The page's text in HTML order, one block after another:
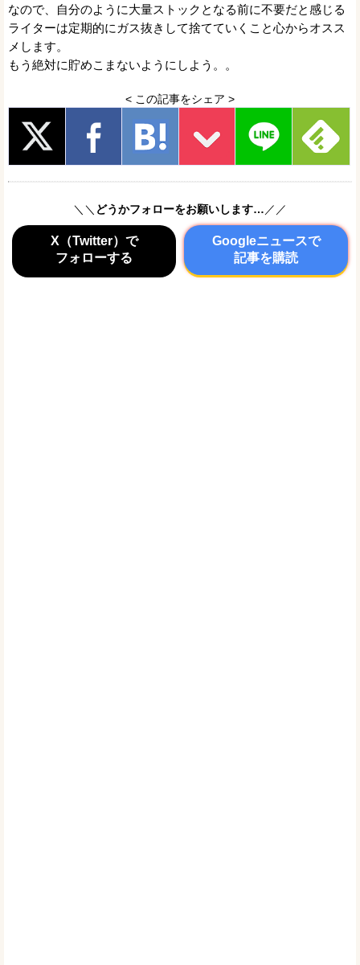
なので、自分のように大量ストックとなる前に不要だと感じる
ライターは定期的にガス抜きして捨てていくこと心からオスス
メします。
もう絶対に貯めこまないようにしよう。。
< この記事をシェア >
＼＼ どうかフォローをお願いします… ／／
X（Twitter）で
フォローする
Googleニュースで
記事を購読